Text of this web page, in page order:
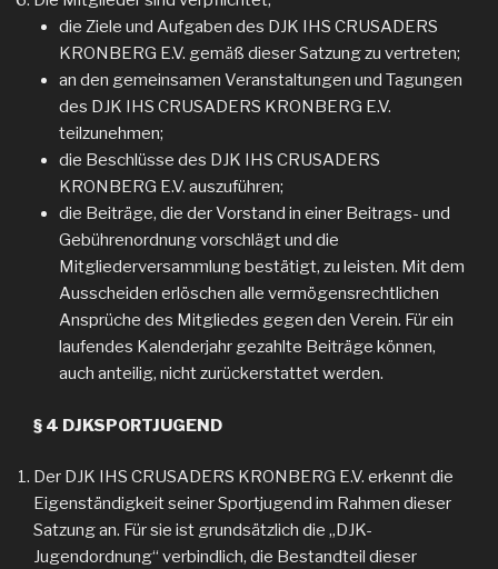
die Ziele und Aufgaben des DJK IHS CRUSADERS
KRONBERG E.V. gemäß dieser Satzung zu vertreten;
an den gemeinsamen Veranstaltungen und Tagungen
des DJK IHS CRUSADERS KRONBERG E.V.
teilzunehmen;
die Beschlüsse des DJK IHS CRUSADERS
KRONBERG E.V. auszuführen;
die Beiträge, die der Vorstand in einer Beitrags- und
Gebührenordnung vorschlägt und die
Mitgliederversammlung bestätigt, zu leisten. Mit dem
Ausscheiden erlöschen alle vermögensrechtlichen
Ansprüche des Mitgliedes gegen den Verein. Für ein
laufendes Kalenderjahr gezahlte Beiträge können,
auch anteilig, nicht zurückerstattet werden.
§ 4 DJKSPORTJUGEND
Der DJK IHS CRUSADERS KRONBERG E.V. erkennt die
Eigenständigkeit seiner Sportjugend im Rahmen dieser
Satzung an. Für sie ist grundsätzlich die „DJK-
Jugendordnung“ verbindlich, die Bestandteil dieser